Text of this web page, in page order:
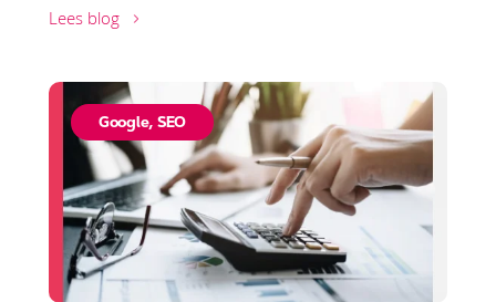
Lees blog
Google, SEO